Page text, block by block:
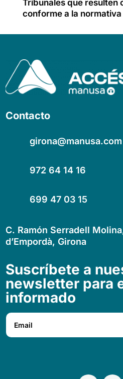
Tribunales que resulten
conforme a la
Contacto
girona@manusa.com
972 64 14 16
699 47 03 15
C. Ramón Serradell
d’Empordà, Girona
Suscríbete a
newsletter para
informado